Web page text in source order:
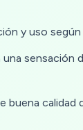
y uso según
sensación
buena calidad